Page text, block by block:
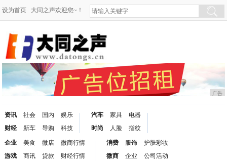
设为首页 大同之声欢迎您~！
广告
资讯
财经
社会
新车
国内
导购
娱乐
科技
汽车
时尚
家具
人脸
电器
指纹
企业
游戏
美食
商讯
微店
贷款
微商行情
财经行情
消费
微商
服饰
企业
护肤彩妆
公司活动